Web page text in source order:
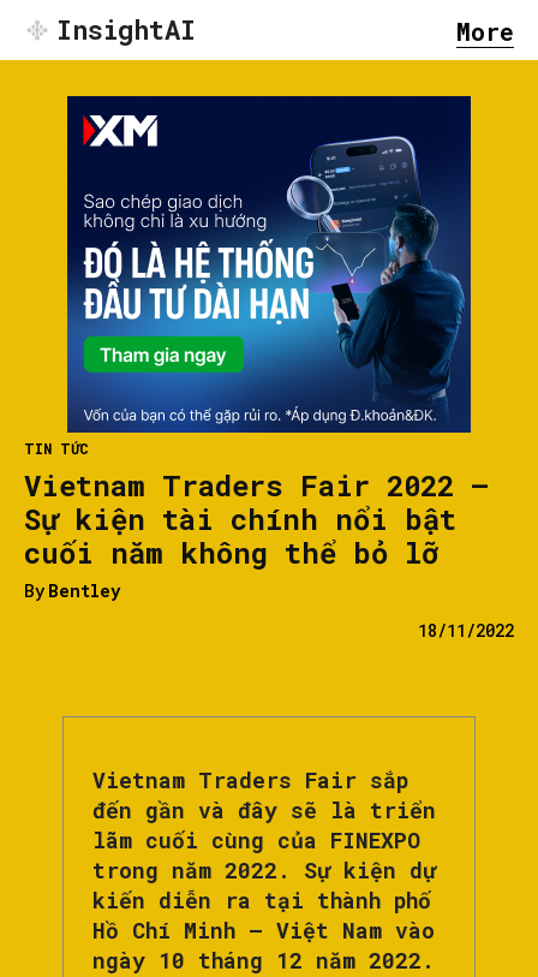
InsightAI More
TIN TỨC
Vietnam Traders Fair 2022 –
Sự kiện tài chính nổi bật
cuối năm không thể bỏ lỡ
By Bentley
18/11/2022
Vietnam Traders Fair sắp
đến gần và đây sẽ là triển
lãm cuối cùng của FINEXPO
trong năm 2022. Sự kiện dự
kiến diễn ra tại thành phố
Hồ Chí Minh – Việt Nam vào
ngày 10 tháng 12 năm 2022.